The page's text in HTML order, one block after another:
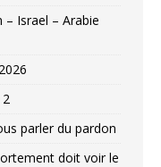
– Israel – Arabie
2
parler du pardon
doit voir le